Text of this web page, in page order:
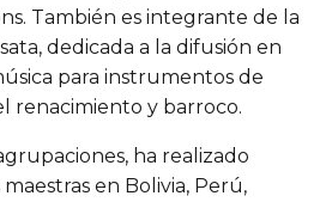
También es integrante de la
dedicada a la difusión en
para instrumentos de
renacimiento y barroco.
ha realizado
en Bolivia, Perú,